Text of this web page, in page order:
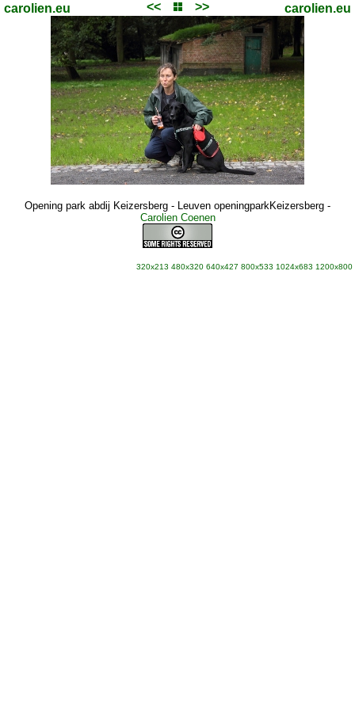
carolien.eu << >> carolien.eu
Opening park abdij Keizersberg - Leuven openingparkKeizersberg -
Carolien Coenen
320x213 480x320 640x427 800x533 1024x683 1200x800